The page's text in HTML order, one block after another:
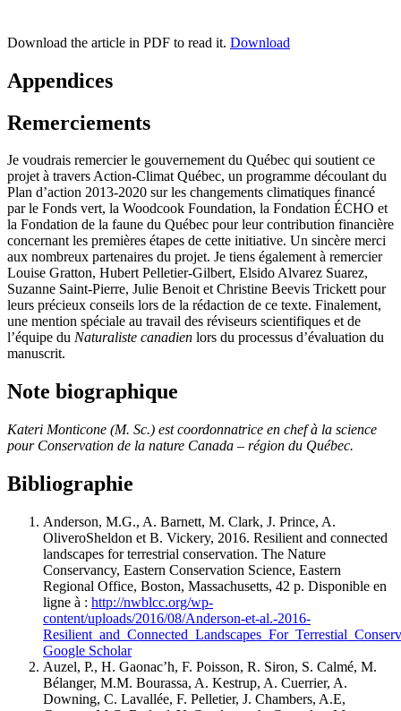
Download the article in PDF to read it. Download
Appendices
Remerciements
Je voudrais remercier le gouvernement du Québec qui soutient ce
projet à travers Action-Climat Québec, un programme découlant du
Plan d’action 2013-2020 sur les changements climatiques financé
par le Fonds vert, la Woodcook Foundation, la Fondation ÉCHO et
la Fondation de la faune du Québec pour leur contribution financière
concernant les premières étapes de cette initiative. Un sincère merci
aux nombreux partenaires du projet. Je tiens également à remercier
Louise Gratton, Hubert Pelletier-Gilbert, Elsido Alvarez Suarez,
Suzanne Saint-Pierre, Julie Benoit et Christine Beevis Trickett pour
leurs précieux conseils lors de la rédaction de ce texte. Finalement,
une mention spéciale au travail des réviseurs scientifiques et de
l’équipe du Naturaliste canadien lors du processus d’évaluation du
manuscrit.
Note biographique
Kateri Monticone (M. Sc.) est coordonnatrice en chef à la science
pour Conservation de la nature Canada – région du Québec.
Bibliographie
Anderson, M.G., A. Barnett, M. Clark, J. Prince, A.
OliveroSheldon et B. Vickery, 2016. Resilient and connected
landscapes for terrestrial conservation. The Nature
Conservancy, Eastern Conservation Science, Eastern
Regional Office, Boston, Massachusetts, 42 p. Disponible en
ligne à : http://nwblcc.org/wp-
content/uploads/2016/08/Anderson-et-al.-2016-
Google Scholar
Auzel, P., H. Gaonac’h, F. Poisson, R. Siron, S. Calmé, M.
Bélanger, M.M. Bourassa, A. Kestrup, A. Cuerrier, A.
Downing, C. Lavallée, F. Pelletier, J. Chambers, A.E,